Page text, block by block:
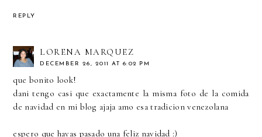
REPLY
LORENA MARQUEZ
DECEMBER 26, 2011 AT 6:02 PM
que bonito look!
dani tengo casi que exactamente la misma foto de la comida
de navidad en mi blog ajaja amo esa tradicion venezolana
espero que hayas pasado una feliz navidad :)